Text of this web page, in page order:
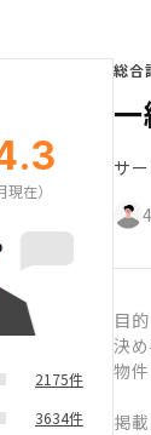
在）
2175件
3634件
総合
サー
目的
決
物件
掲載